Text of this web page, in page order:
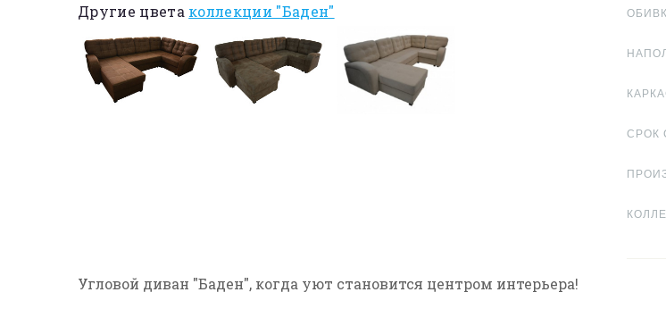
Другие цвета коллекции "Баден"
СРОК
Угловой диван "Баден", когда уют становится центром интерьера!